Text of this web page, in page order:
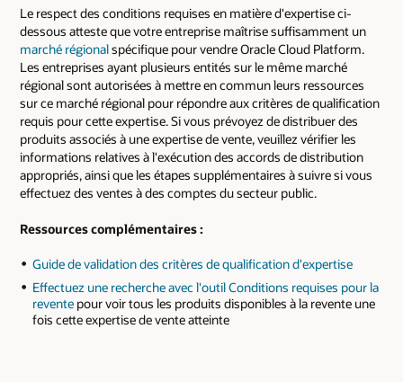
Le respect des conditions requises en matière d'expertise ci-
dessous atteste que votre entreprise maîtrise suffisamment un
marché régionalspécifique pour vendre Oracle Cloud Platform.
Les entreprises ayant plusieurs entités sur le même marché
régional sont autorisées à mettre en commun leurs ressources
sur ce marché régional pour répondre aux critères de qualification
requis pour cette expertise. Si vous prévoyez de distribuer des
produits associés à une expertise de vente, veuillez vérifier les
informations relatives à l'exécution des accords de distribution
appropriés, ainsi que les étapes supplémentaires à suivre si vous
effectuez des ventes à des comptes du secteur public.
Ressources complémentaires :
Guide de validation des critères de qualification d'expertise
Effectuez une recherche avec l'outil Conditions requises pour la
revente pour voir tous les produits disponibles à la revente une
fois cette expertise de vente atteinte